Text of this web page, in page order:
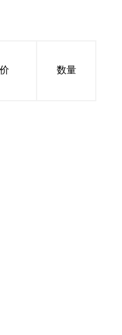
数量